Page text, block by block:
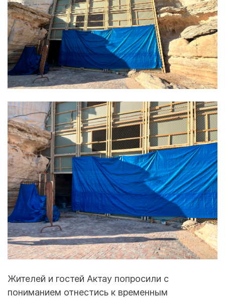
Жителей и гостей Актау попросили с
пониманием отнестись к временным